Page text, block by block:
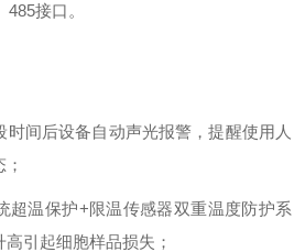
接口。
时间后设备自动声光报警，提醒使用人
超温保护+限温传感器双重温度防护系
引起细胞样品损失；